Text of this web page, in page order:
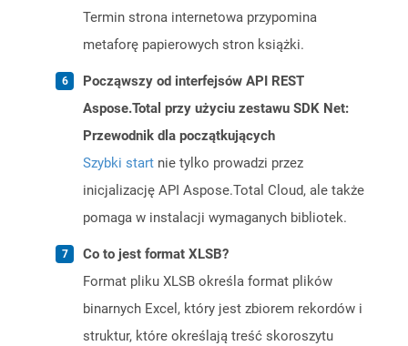
Termin strona internetowa przypomina
metaforę papierowych stron książki.
Począwszy od interfejsów API REST
Aspose.Total przy użyciu zestawu SDK Net:
Przewodnik dla początkujących
Szybki start nie tylko prowadzi przez
inicjalizację API Aspose.Total Cloud, ale także
pomaga w instalacji wymaganych bibliotek.
Co to jest format XLSB?
Format pliku XLSB określa format plików
binarnych Excel, który jest zbiorem rekordów i
struktur, które określają treść skoroszytu